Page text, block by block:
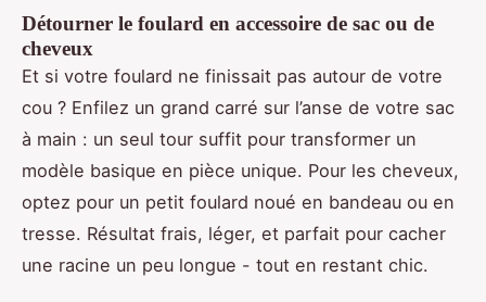
Détourner le foulard en accessoire de sac ou de
cheveux
Et si votre foulard ne finissait pas autour de votre
cou ? Enfilez un grand carré sur l’anse de votre sac
à main : un seul tour suffit pour transformer un
modèle basique en pièce unique. Pour les cheveux,
optez pour un petit foulard noué en bandeau ou en
tresse. Résultat frais, léger, et parfait pour cacher
une racine un peu longue - tout en restant chic.